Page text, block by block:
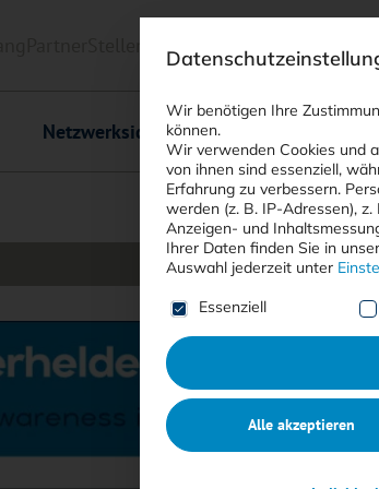
Stellenmarkt Downloads
Netzwerksicherheit
Wir benötigen Ihre
können.
Wir verwenden Cookies und
von ihnen sind essenziell,
Erfahrung zu verbessern.
werden (z. B. IP-Adressen),
Anzeigen- und
Ihrer Daten finden Sie in
Auswahl jederzeit unter
Es folgt eine Liste der
Essenziell
Alle akzeptieren